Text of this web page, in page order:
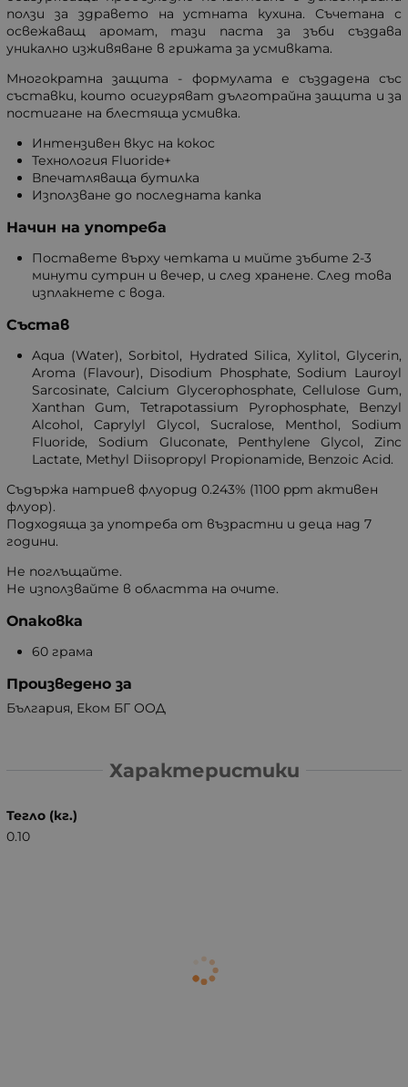
ползи за здравето на устната кухина. Съчетана с
освежаващ аромат, тази паста за зъби създава
уникално изживяване в грижата за усмивката.
Многократна защита - формулата е създадена със
съставки, които осигуряват дълготрайна защита и за
постигане на блестяща усмивка.
Интензивен вкус на кокос
Технология Fluoride+
Впечатляваща бутилка
Използване до последната капка
Начин на употреба
Поставете върху четката и мийте зъбите 2-3
минути сутрин и вечер, и след хранене. След това
изплакнете с вода.
Състав
Aqua (Water), Sorbitol, Hydrated Silica, Xylitol, Glycerin,
Aroma (Flavour), Disodium Phosphate, Sodium Lauroyl
Sarcosinate, Calcium Glycerophosphate, Cellulose Gum,
Xanthan Gum, Tetrapotassium Pyrophosphate, Benzyl
Alcohol, Caprylyl Glycol, Sucralose, Menthol, Sodium
Fluoride, Sodium Gluconate, Penthylene Glycol, Zinc
Lactate, Methyl Diisopropyl Propionamide, Benzoic Acid.
Съдържа натриев флуорид 0.243% (1100 ppm активен
флуор).
Подходяща за употреба от възрастни и деца над 7
години.
Не поглъщайте.
Не използвайте в областта на очите.
Опаковка
60 грама
Произведено за
България, Еком БГ ООД
Характеристики
Тегло (кг.)
0.10